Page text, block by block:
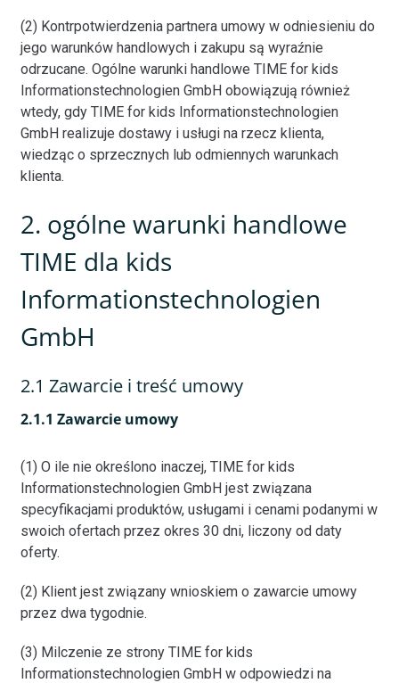
(2) Kontrpotwierdzenia partnera umowy w odniesieniu do
jego warunków handlowych i zakupu są wyraźnie
odrzucane. Ogólne warunki handlowe TIME for kids
Informationstechnologien GmbH obowiązują również
wtedy, gdy TIME for kids Informationstechnologien
GmbH realizuje dostawy i usługi na rzecz klienta,
wiedząc o sprzecznych lub odmiennych warunkach
klienta.
2. ogólne warunki handlowe
TIME dla kids
Informationstechnologien
GmbH
2.1 Zawarcie i treść umowy
2.1.1 Zawarcie umowy
(1) O ile nie określono inaczej, TIME for kids
Informationstechnologien GmbH jest związana
specyfikacjami produktów, usługami i cenami podanymi w
swoich ofertach przez okres 30 dni, liczony od daty
oferty.
(2) Klient jest związany wnioskiem o zawarcie umowy
przez dwa tygodnie.
(3) Milczenie ze strony TIME for kids
Informationstechnologien GmbH w odpowiedzi na